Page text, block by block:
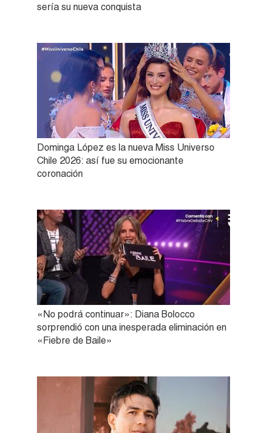
sería su nueva conquista
Dominga López es la nueva Miss Universo
Chile 2026: así fue su emocionante
coronación
«No podrá continuar»: Diana Bolocco
sorprendió con una inesperada eliminación en
«Fiebre de Baile»